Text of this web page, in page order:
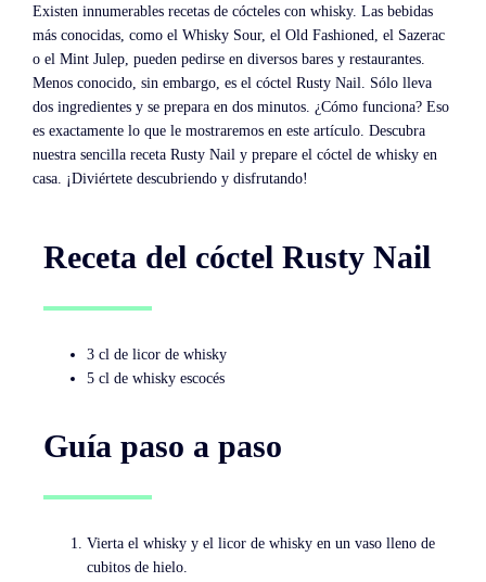
Existen innumerables recetas de cócteles con whisky. Las bebidas
más conocidas, como el Whisky Sour, el Old Fashioned, el Sazerac
o el Mint Julep, pueden pedirse en diversos bares y restaurantes.
Menos conocido, sin embargo, es el cóctel Rusty Nail. Sólo lleva
dos ingredientes y se prepara en dos minutos. ¿Cómo funciona? Eso
es exactamente lo que le mostraremos en este artículo. Descubra
nuestra sencilla receta Rusty Nail y prepare el cóctel de whisky en
casa. ¡Diviértete descubriendo y disfrutando!
Receta del cóctel Rusty Nail
3 cl de licor de whisky
5 cl de whisky escocés
Guía paso a paso
Vierta el whisky y el licor de whisky en un vaso lleno de
cubitos de hielo.